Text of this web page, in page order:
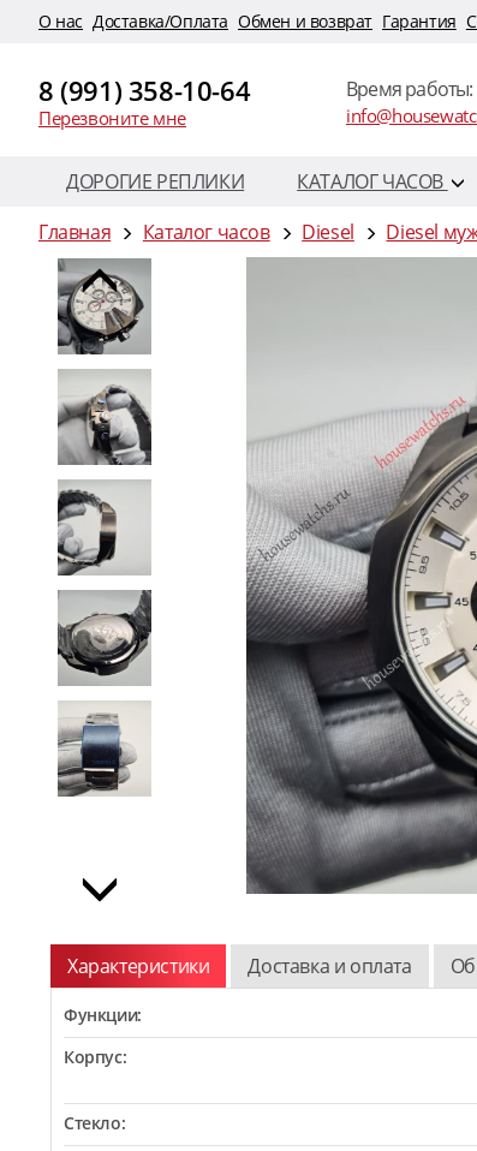
O нас Доставка/Оплата Обмен и возврат Гарантия
8 (991) 358-10-64
Перезвоните мне
Время работы:
ДОРОГИЕ РЕПЛИКИ КАТАЛОГ ЧАСОВ
Главная
Каталог часов Diesel Diesel
Характеристики Доставка и оплата
Функции:
Корпус:
Стекло: